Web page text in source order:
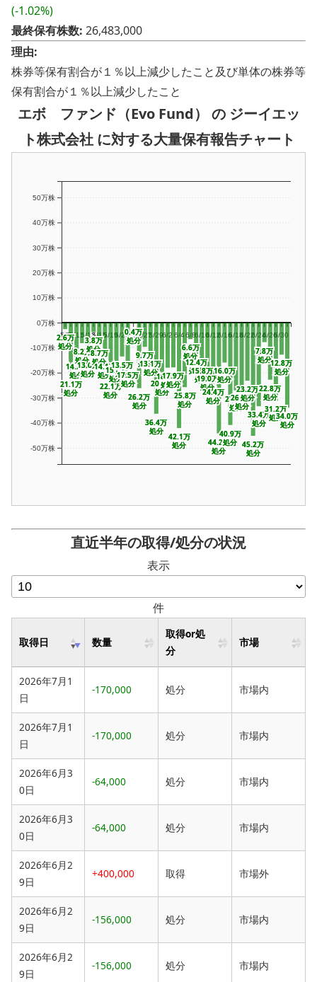
(-1.02%)
最終保有株数: 26,483,000
理由:
株券等保有割合が１％以上減少したこと及び単体の株券等
保有割合が１％以上減少したこと
エボ ファンド（Evo Fund） の ジーイエッ
ト株式会社 に対する大量保有報告チャート
5/75/115/135/155/195/215/255/275/296/2 6/46/86/106/126/166/186/226/246/266/30
-50万株
-40万株
-30万株
-20万株
-10万株
0万株
10万株
20万株
30万株
40万株
50万株
2.6万
処分
2.6万
処分
21.1万
処分
21.1万
処分
14.2万
処分
14.2万
処分
8.2万
処分
8.2万
処分
13.6万
処分
13.6万
処分
3.8万
処分
3.8万
処分
8.7万
処分
8.7万
処分
14.1万
処分
14.1万
処分
22.1万
処分
22.1万
処分
15.6万
処分
15.6万
処分
13.5万
処分
13.5万
処分
17.5万
処分
17.5万
処分
0.4万
処分
0.4万
処分
26.2万
処分
26.2万
処分
9.7万
処分
9.7万
処分
13.1万
処分
13.1万
処分
36.4万
処分
36.4万
処分
20.8万
処分
20.8万
処分
18.0万
処分
18.0万
処分
17.9万
処分
17.9万
処分
42.1万
処分
42.1万
処分
25.8万
処分
25.8万
処分
6.6万
処分
6.6万
処分
12.4万
処分
12.4万
処分
15.8万
処分
15.8万
処分
19.0万
処分
19.0万
処分
24.4万
処分
24.4万
処分
44.2万
処分
44.2万
処分
16.0万
処分
16.0万
処分
40.9万
処分
40.9万
処分
27.1万
処分
27.1万
処分
26.4万
処分
26.4万
処分
23.2万
処分
23.2万
処分
45.2万
処分
45.2万
処分
33.4万
処分
33.4万
処分
7.8万
処分
7.8万
処分
22.8万
処分
22.8万
処分
31.2万
処分
31.2万
処分
12.8万
処分
12.8万
処分
34.0万
処分
34.0万
処分
直近半年の取得/処分の状況
表示
件
取得日 数量
取得or処
分
市場
2026年7月1
日
-170,000 処分 市場内
2026年7月1
日
-170,000 処分 市場内
2026年6月3
0日
-64,000 処分 市場内
2026年6月3
0日
-64,000 処分 市場内
2026年6月2
9日
+400,000 取得 市場外
2026年6月2
9日
-156,000 処分 市場内
2026年6月2
9日
-156,000 処分 市場内